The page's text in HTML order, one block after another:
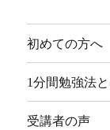
初めての方へ
1分間勉強法
受講者の声